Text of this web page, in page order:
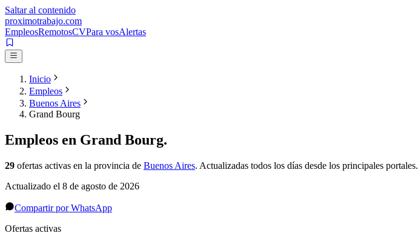
Saltar al contenido
proximotrabajo.com
EmpleosRemotosCVPara vosAlertas
Inicio
Empleos
Buenos Aires
Grand Bourg
Empleos en Grand Bourg.
29 ofertas activas en la provincia de Buenos Aires. Actualizadas todos los días desde los principales portales.
Actualizado el 8 de agosto de 2026
Compartir por WhatsApp
Ofertas activas